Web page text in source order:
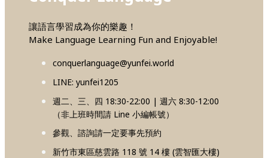
讓語言學習成為你的樂趣！
Make Language Learning Fun and Enjoyable!
conquerlanguage@yunfei.world
LINE: yunfei1205
週二、三、四 18:30-22:00 | 週六 8:30-12:00
（非上班時間請 Line 小編帳號）
參觀、諮詢請一定要事先預約
新竹市東區慈雲路 118 號 14 樓 (雲智匯大樓)